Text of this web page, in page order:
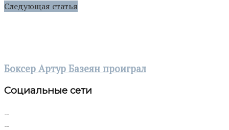
Следующая статья
Боксер Артур Базеян проиграл
Социальные сети